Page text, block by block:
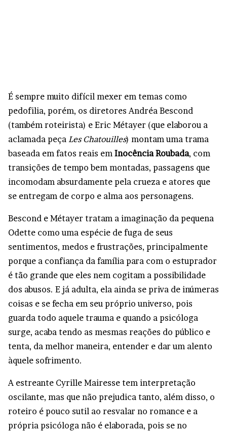
É sempre muito difícil mexer em temas como
pedofilia, porém, os diretores Andréa Bescond
(também roteirista) e Eric Métayer (que elaborou a
aclamada peça Les Chatouilles) montam uma trama
baseada em fatos reais em Inocência Roubada, com
transições de tempo bem montadas, passagens que
incomodam absurdamente pela crueza e atores que
se entregam de corpo e alma aos personagens.
Bescond e Métayer tratam a imaginação da pequena
Odette como uma espécie de fuga de seus
sentimentos, medos e frustrações, principalmente
porque a confiança da família para com o estuprador
é tão grande que eles nem cogitam a possibilidade
dos abusos. E já adulta, ela ainda se priva de inúmeras
coisas e se fecha em seu próprio universo, pois
guarda todo aquele trauma e quando a psicóloga
surge, acaba tendo as mesmas reações do público e
tenta, da melhor maneira, entender e dar um alento
àquele sofrimento.
A estreante Cyrille Mairesse tem interpretação
oscilante, mas que não prejudica tanto, além disso, o
roteiro é pouco sutil ao resvalar no romance e a
própria psicóloga não é elaborada, pois se no